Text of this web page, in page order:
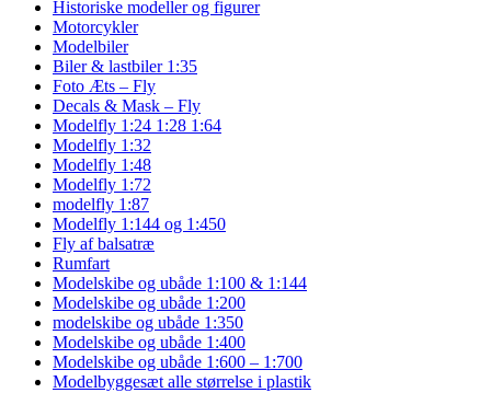
Historiske modeller og figurer
Motorcykler
Modelbiler
Biler & lastbiler 1:35
Foto Æts – Fly
Decals & Mask – Fly
Modelfly 1:24 1:28 1:64
Modelfly 1:32
Modelfly 1:48
Modelfly 1:72
modelfly 1:87
Modelfly 1:144 og 1:450
Fly af balsatræ
Rumfart
Modelskibe og ubåde 1:100 & 1:144
Modelskibe og ubåde 1:200
modelskibe og ubåde 1:350
Modelskibe og ubåde 1:400
Modelskibe og ubåde 1:600 – 1:700
Modelbyggesæt alle størrelse i plastik